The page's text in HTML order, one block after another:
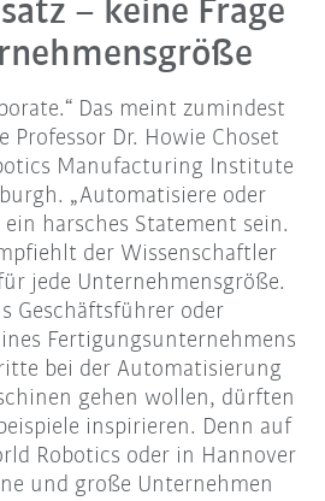
– keine Frage
Das meint zumindest
Professor Dr. Howie Choset
Manufacturing Institute
„Automatisiere oder
harsches Statement sein.
der Wissenschaftler
jede Unternehmensgröße.
Geschäftsführer oder
Fertigungsunternehmens
bei der Automatisierung
gehen wollen, dürften
inspirieren. Denn auf
Robotics oder in Hannover
und große Unternehmen